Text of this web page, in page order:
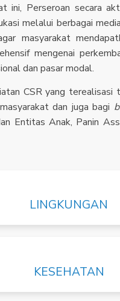
ini, Perseroan secara
melalui berbagai
masyarakat
mengenai
dan pasar modal.
CSR yang terealisasi
dan juga bagi
Entitas Anak, Panin
LINGKUNGAN
KESEHATAN